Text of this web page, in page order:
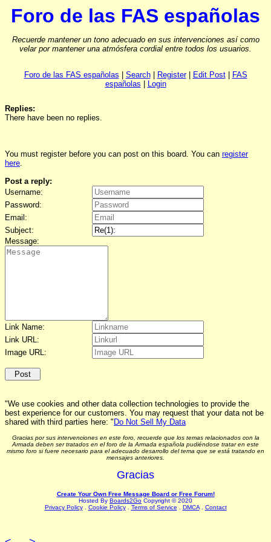
Foro de las FAS españolas
Recuerde mantener un tono adecuado en sus intervenciones así como
velar por mantener una atmósfera cordial entre todos los usuarios.
Foro de las FAS españolas Search| Register| Edit Post|
FAS
españolas
Login
Replies:
There have been no replies.
You must register before you can post on this board. You can register
here.
Post a reply:
Username:
Password:
Email:
Subject:
Message:
Link Name:
Link URL:
Image URL:
"We use cookies and other data collection technologies to provide the
best experience for our customers. You may request that your data not be
shared with third parties here: " Do Not Sell My Data
Gracias por sus intervenciones en este foro, recuerde que los temas relacionados con la
Armada deben ser tratados en el foro de la Armada española pudiéndose tratar en este
mismo foro si fuere necesario para el adecuado desarrollo del tema que se está tratando en
mensajes anteriores.
Gracias
Create Your Own Free Message Board or Free Forum!
Hosted By Boards2Go Copyright © 2020
Privacy Policy. Cookie Policy. Terms of Service DMCA. Contact